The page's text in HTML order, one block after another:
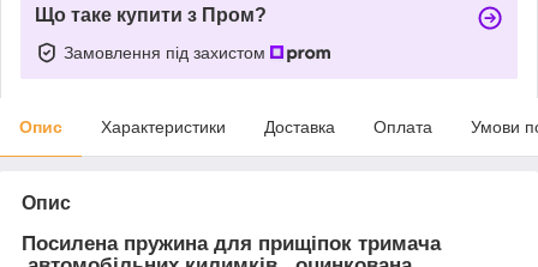
Що таке купити з Пром?
Замовлення під захистом
Опис Характеристики Доставка Оплата Умови
Опис
Посилена пружина для прищіпок тримача